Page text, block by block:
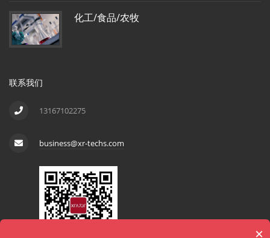
化工/食品/农牧
联系我们
13167102275
business@xr-techs.com
×